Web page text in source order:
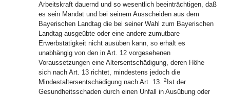
Arbeitskraft dauernd und so wesentlich beeinträchtigen, daß
es sein Mandat und bei seinem Ausscheiden aus dem
Bayerischen Landtag die bei seiner Wahl zum Bayerischen
Landtag ausgeübte oder eine andere zumutbare
Erwerbstätigkeit nicht ausüben kann, so erhält es
unabhängig von den in Art. 12 vorgesehenen
Voraussetzungen eine Altersentschädigung, deren Höhe
sich nach Art. 13 richtet, mindestens jedoch die
Mindestaltersentschädigung nach Art. 13. 2 Ist der
Gesundheitsschaden durch einen Unfall in Ausübung oder